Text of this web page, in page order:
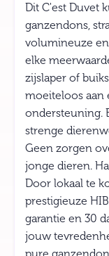
Dit C'est Duvet
ganzendons,
volumineuze
elke
zijslaper of
moeiteloos aan
ondersteuning.
strenge
Geen zorgen
jonge dieren.
Door lokaal te
prestigieuze
garantie en 30
jouw